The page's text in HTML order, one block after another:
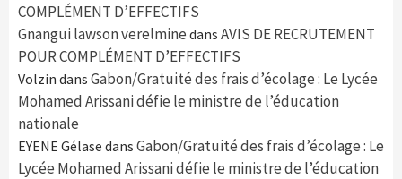
COMPLÉMENT D’EFFECTIFS
Gnangui lawson verelmine dans AVIS DE RECRUTEMENT
POUR COMPLÉMENT D’EFFECTIFS
Volzin dans Gabon/Gratuité des frais d’écolage : Le Lycée
Mohamed Arissani défie le ministre de l’éducation
nationale
EYENE Gélase dans Gabon/Gratuité des frais d’écolage : Le
Lycée Mohamed Arissani défie le ministre de l’éducation